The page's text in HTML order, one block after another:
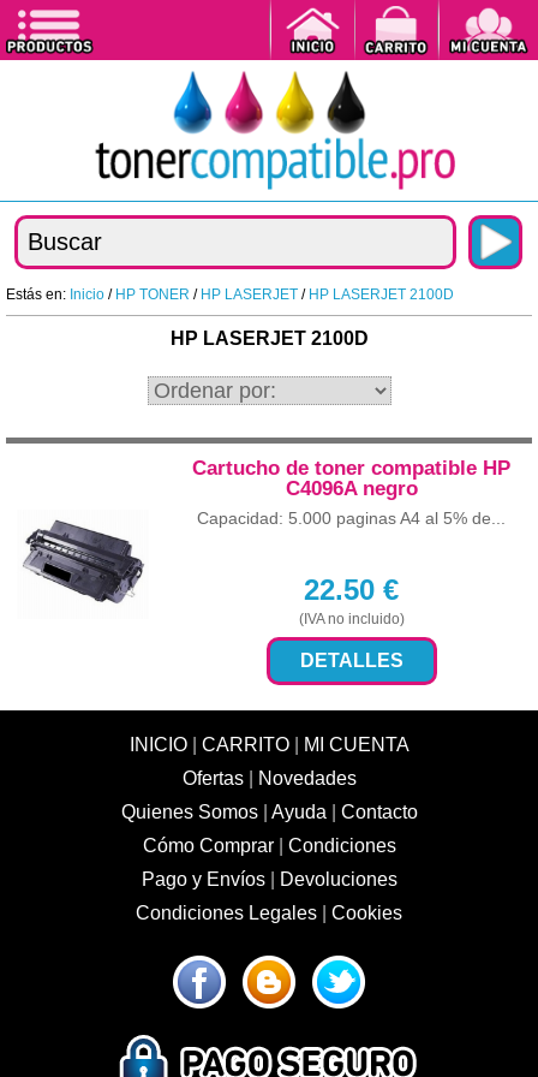
Estás en: Inicio / HP TONER / HP LASERJET / HP LASERJET 2100D
HP LASERJET 2100D
Cartucho de toner compatible HP
C4096A negro
Capacidad: 5.000 paginas A4 al 5% de...
22.50 €
(IVA no incluido)
DETALLES
INICIO| CARRITO|
MI CUENTA
Ofertas|
Novedades
Quienes Somos| Ayuda
Contacto
Cómo Comprar| Condiciones
Pago y Envíos|
Devoluciones
Condiciones Legales
Cookies